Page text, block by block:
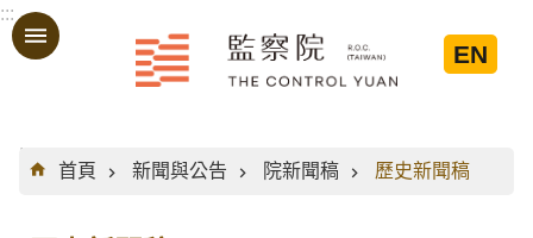
跳到主要內容區塊
:::
EN
:::
首頁
新聞與公告 院新聞稿 歷史新聞稿